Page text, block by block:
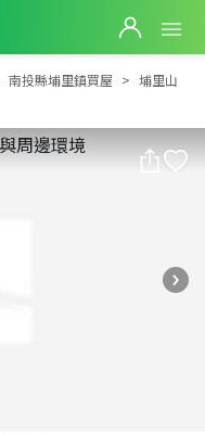
埔里山居印鈔機13套
南投縣埔里鎮買屋
埔里山